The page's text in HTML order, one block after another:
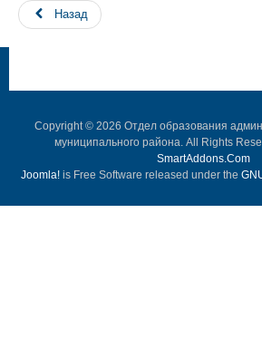
Назад
Copyright © 2026 Отдел образования
муниципального района. All Rights
SmartAddons.Com
Joomla!is Free Software released under the